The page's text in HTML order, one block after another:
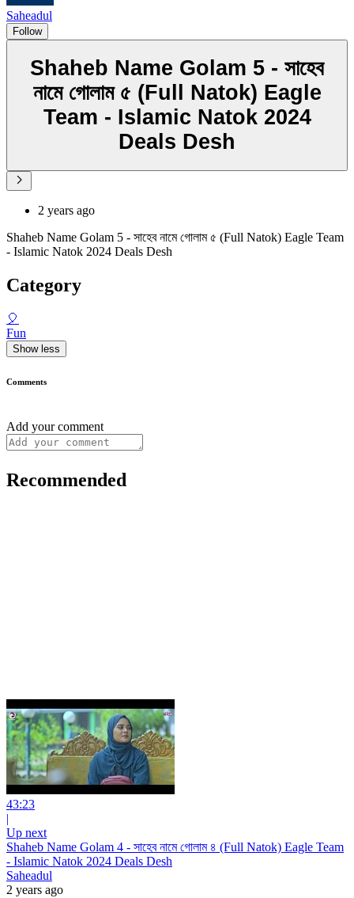
Saheadul
Follow
Shaheb Name Golam 5 - সাহেব
নামে গোলাম ৫ (Full Natok) Eagle
Team - Islamic Natok 2024
Deals Desh
2 years ago
Shaheb Name Golam 5 - সাহেব নামে গোলাম ৫ (Full Natok) Eagle Team
- Islamic Natok 2024 Deals Desh
Category
🎈
Fun
Show less
Comments
Add your comment
Recommended
43:23
|
Up next
Shaheb Name Golam 4 - সাহেব নামে গোলাম ৪ (Full Natok) Eagle Team
- Islamic Natok 2024 Deals Desh
Saheadul
2 years ago